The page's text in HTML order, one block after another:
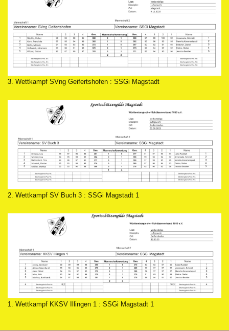
3. Wettkampf SVng Geifertshofen : SSGi Magstadt
2. Wettkampf SV Buch 3 : SSGi Magstadt 1
1. Wettkampf KKSV Illingen 1 : SSGi Magstadt 1